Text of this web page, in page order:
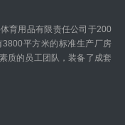
育用品有限责任公司于200
平方米的标准生产厂房
质的员工团队，装备了成套